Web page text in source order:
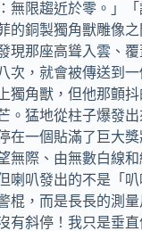
無限趨近於零。」
銅製獨角獸雕像
現那座高聳入雲、
次，就會被傳送到
獨角獸，但他那顫
。猛地從柱子爆發
在一個貼滿了巨
無際、由無數白線
喇叭發出的不是「
棍，而是長長的測
斜停！我只是垂